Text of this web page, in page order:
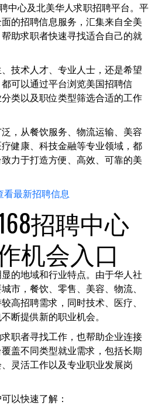
中心及北美华人求职招聘平台。平
的招聘信息服务，汇集来自全美
助求职者快速寻找适合自己的就
技术人才、专业人士，还是希望
可以通过平台浏览美国招聘信
类以及职位类型筛选合适的工作
，从餐饮服务、物流运输、美容
健康、科技金融等专业领域，都
力于打造方便、高效、可靠的美
看最新招聘信息
招聘中心
机会入口
的地域和行业特点。由于华人社
市，餐饮、零售、美容、物流、
高招聘需求，同时技术、医疗、
断提供新的职业机会。
职者寻找工作，也帮助企业连接
盖不同类型就业需求，包括长期
灵活工作以及专业职业发展岗
以快速了解：